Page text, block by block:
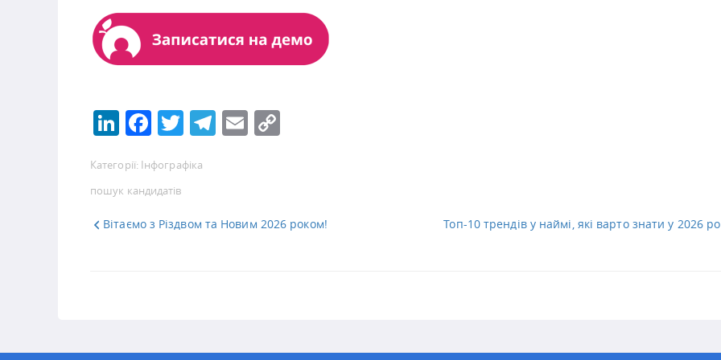
LinkedIn
Facebook
Twitter
Telegram
Email
Категорії: Інфографіка
пошук кандидатів
Вітаємо з Різдвом та Новим 2026 роком! Топ-10 трендів у наймі, які варто знати у 2026